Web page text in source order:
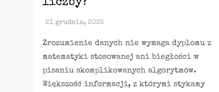
liczby?
Zrozumienie danych nie wymaga dyplomu z
matematyki stosowanej ani biegłości w
pisaniu skomplikowanych algorytmów.
Większość informacji, z którymi stykamy